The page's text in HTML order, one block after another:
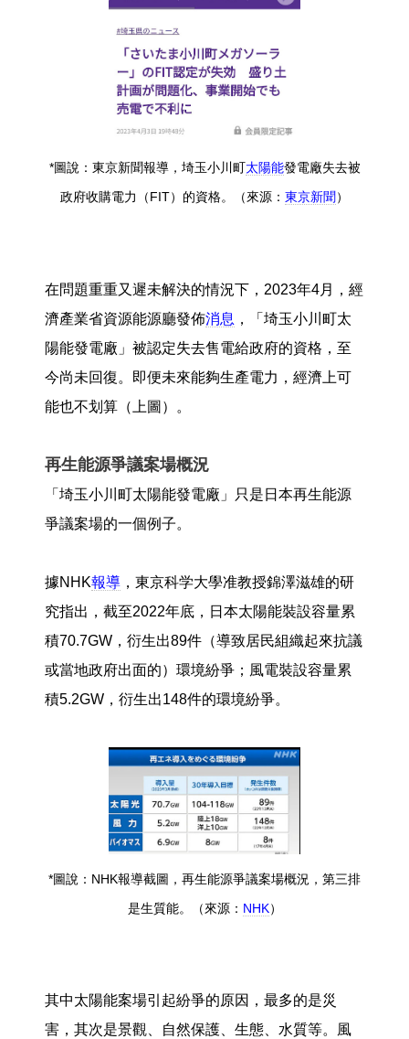
*圖說：東京新聞報導，埼玉小川町太陽能發電廠失去被
政府收購電力（FIT）的資格。（來源： 東京新聞）
在問題重重又遲未解決的情況下，2023年4月，經
濟產業省資源能源廳發佈消息 ，「埼玉小川町太
陽能發電廠」被認定失去售電給政府的資格，至
今尚未回復。即便未來能夠生產電力，經濟上可
能也不划算（上圖）。
再生能源爭議案場概況
「埼玉小川町太陽能發電廠」只是日本再生能源
爭議案場的一個例子。
據NHK報導，東京科学大學准教授錦澤滋雄的研
究指出，截至2022年底，日本太陽能裝設容量累
積70.7GW，衍生出89件（導致居民組織起來抗議
或當地政府出面的）環境紛爭；風電裝設容量累
積5.2GW，衍生出148件的環境紛爭。
*圖說：NHK報導截圖，再生能源爭議案場概況，第三排
是生質能。（來源： NHK）
其中太陽能案場引起紛爭的原因，最多的是災
害，其次是景觀、自然保護、生態、水質等。風